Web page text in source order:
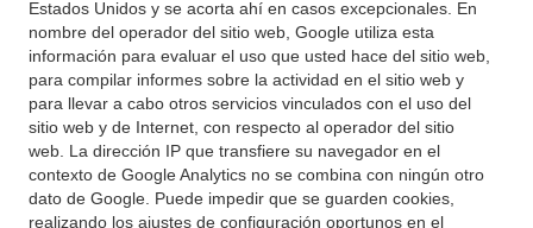
Estados Unidos y se acorta ahí en casos excepcionales. En
nombre del operador del sitio web, Google utiliza esta
información para evaluar el uso que usted hace del sitio web,
para compilar informes sobre la actividad en el sitio web y
para llevar a cabo otros servicios vinculados con el uso del
sitio web y de Internet, con respecto al operador del sitio
web. La dirección IP que transfiere su navegador en el
contexto de Google Analytics no se combina con ningún otro
dato de Google. Puede impedir que se guarden cookies,
realizando los ajustes de configuración oportunos en el